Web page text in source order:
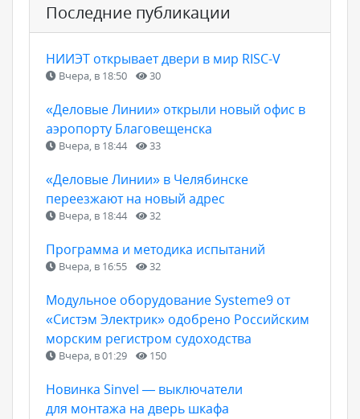
Последние публикации
НИИЭТ открывает двери в мир RISC-V
Вчера, в 18:50 30
«Деловые Линии» открыли новый офис в
аэропорту Благовещенска
Вчера, в 18:44 33
«Деловые Линии» в Челябинске
переезжают на новый адрес
Вчера, в 18:44 32
Программа и методика испытаний
Вчера, в 16:55 32
Модульное оборудование Systeme9 от
«Систэм Электрик» одобрено Российским
морским регистром судоходства
Вчера, в 01:29 150
Новинка Sinvel — выключатели
для монтажа на дверь шкафа